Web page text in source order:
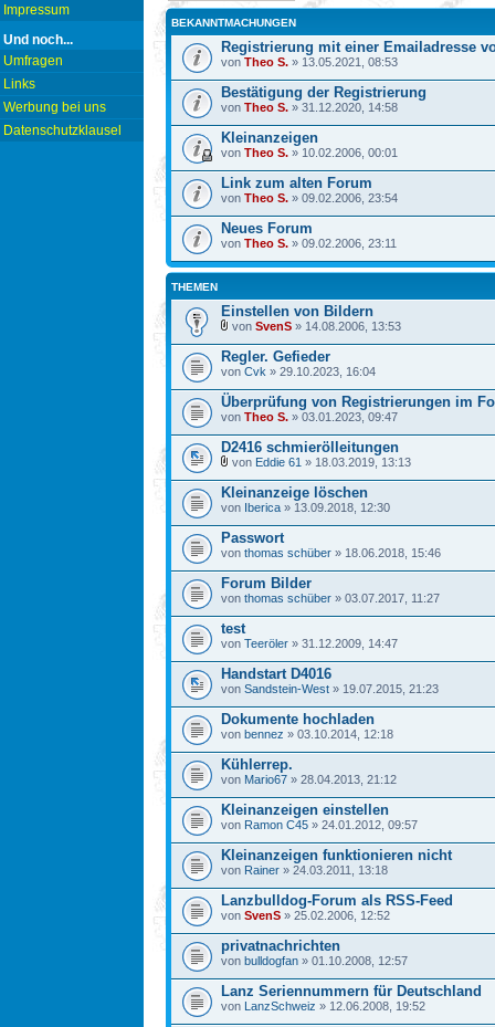
Impressum
Und noch...
Umfragen
Links
Werbung bei uns
Datenschutzklausel
BEKANNTMACHUNGEN
Registrierung mit einer Emailadresse
von Theo S. » 13.05.2021, 08:53
Bestätigung der Registrierung
von Theo S. » 31.12.2020, 14:58
Kleinanzeigen
von Theo S. » 10.02.2006, 00:01
Link zum alten Forum
von Theo S. » 09.02.2006, 23:54
Neues Forum
von Theo S. » 09.02.2006, 23:11
THEMEN
Einstellen von Bildern
von SvenS » 14.08.2006, 13:53
Regler. Gefieder
von Cvk » 29.10.2023, 16:04
Überprüfung von Registrierungen im
von Theo S. » 03.01.2023, 09:47
D2416 schmierölleitungen
von Eddie 61 » 18.03.2019, 13:13
Kleinanzeige löschen
von Iberica » 13.09.2018, 12:30
Passwort
von thomas schüber » 18.06.2018, 15:46
Forum Bilder
von thomas schüber » 03.07.2017, 11:27
test
von Teeröler » 31.12.2009, 14:47
Handstart D4016
von Sandstein-West » 19.07.2015, 21:23
Dokumente hochladen
von bennez » 03.10.2014, 12:18
Kühlerrep.
von Mario67 » 28.04.2013, 21:12
Kleinanzeigen einstellen
von Ramon C45 » 24.01.2012, 09:57
Kleinanzeigen funktionieren nicht
von Rainer » 24.03.2011, 13:18
Lanzbulldog-Forum als RSS-Feed
von SvenS » 25.02.2006, 12:52
privatnachrichten
von bulldogfan » 01.10.2008, 12:57
Lanz Seriennummern für Deutschland
von LanzSchweiz » 12.06.2008, 19:52